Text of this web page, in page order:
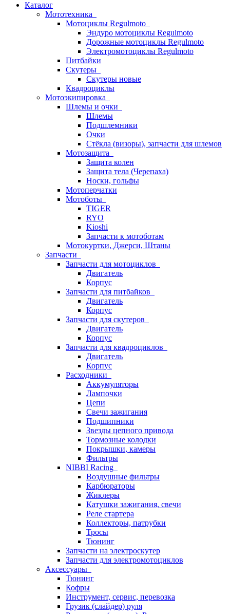
Каталог
Мототехника
Мотоциклы Regulmoto
Эндуро мотоциклы Regulmoto
Дорожные мотоциклы Regulmoto
Электромотоциклы Regulmoto
Питбайки
Скутеры
Скутеры новые
Квадроциклы
Мотоэкипировка
Шлемы и очки
Шлемы
Подшлемники
Очки
Стёкла (визоры), запчасти для шлемов
Мотозащита
Защита колен
Защита тела (Черепаха)
Носки, гольфы
Мотоперчатки
Мотоботы
TIGER
RYO
Kioshi
Запчасти к мотоботам
Мотокуртки, Джерси, Штаны
Запчасти
Запчасти для мотоциклов
Двигатель
Корпус
Запчасти для питбайков
Двигатель
Корпус
Запчасти для скутеров
Двигатель
Корпус
Запчасти для квадроциклов
Двигатель
Корпус
Расходники
Аккумуляторы
Лампочки
Цепи
Свечи зажигания
Подшипники
Звезды цепного привода
Тормозные колодки
Покрышки, камеры
Фильтры
NIBBI Racing
Воздушные фильтры
Карбюраторы
Жиклеры
Катушки зажигания, свечи
Реле стартера
Коллекторы, патрубки
Тросы
Тюнинг
Запчасти на электроскутер
Запчасти для электромотоциклов
Аксессуары
Тюнинг
Кофры
Инструмент, сервис, перевозка
Грузик (слайдер) руля